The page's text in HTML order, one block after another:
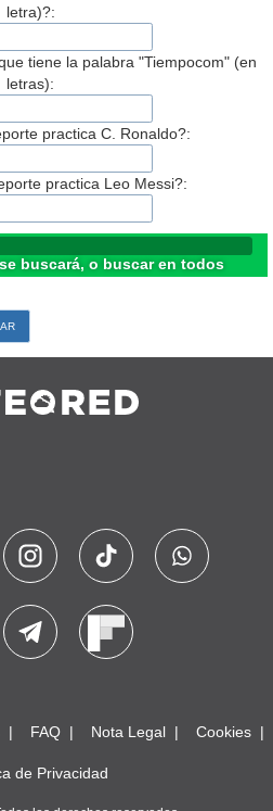
letra)?:
tiene la palabra "Tiempocom" (en
letras):
practica C. Ronaldo?:
practica Leo Messi?:
buscará, o buscar en todos
FAQ Nota Legal Cookies
de Privacidad